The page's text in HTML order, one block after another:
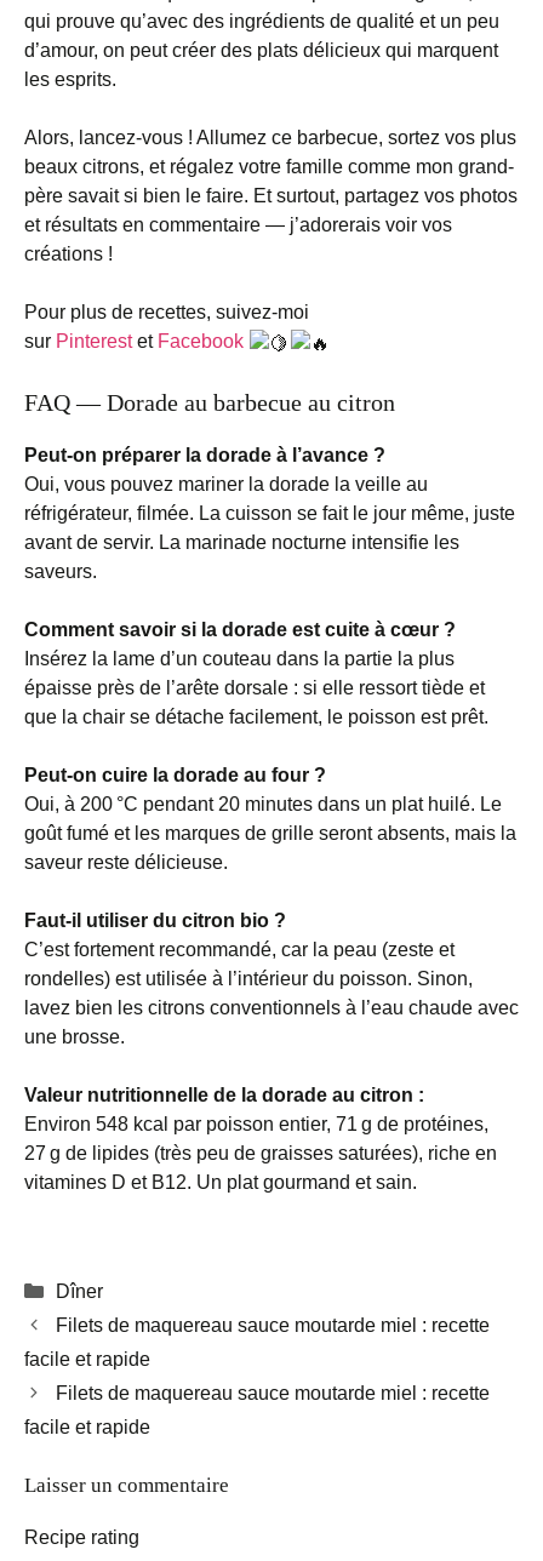
qui prouve qu’avec des ingrédients de qualité et un peu
d’amour, on peut créer des plats délicieux qui marquent
les esprits.
Alors, lancez-vous ! Allumez ce barbecue, sortez vos plus
beaux citrons, et régalez votre famille comme mon grand-
père savait si bien le faire. Et surtout, partagez vos photos
et résultats en commentaire — j’adorerais voir vos
créations !
Pour plus de recettes, suivez-moi
sur Pinterestet Facebook
FAQ — Dorade au barbecue au citron
Peut-on préparer la dorade à l’avance ?
Oui, vous pouvez mariner la dorade la veille au
réfrigérateur, filmée. La cuisson se fait le jour même, juste
avant de servir. La marinade nocturne intensifie les
saveurs.
Comment savoir si la dorade est cuite à cœur ?
Insérez la lame d’un couteau dans la partie la plus
épaisse près de l’arête dorsale : si elle ressort tiède et
que la chair se détache facilement, le poisson est prêt.
Peut-on cuire la dorade au four ?
Oui, à 200 °C pendant 20 minutes dans un plat huilé. Le
goût fumé et les marques de grille seront absents, mais la
saveur reste délicieuse.
Faut-il utiliser du citron bio ?
C’est fortement recommandé, car la peau (zeste et
rondelles) est utilisée à l’intérieur du poisson. Sinon,
lavez bien les citrons conventionnels à l’eau chaude avec
une brosse.
Valeur nutritionnelle de la dorade au citron :
Environ 548 kcal par poisson entier, 71 g de protéines,
27 g de lipides (très peu de graisses saturées), riche en
vitamines D et B12. Un plat gourmand et sain.
Catégories
Dîner
Filets de maquereau sauce moutarde miel : recette
facile et rapide
Filets de maquereau sauce moutarde miel : recette
facile et rapide
Laisser un commentaire
Recipe rating